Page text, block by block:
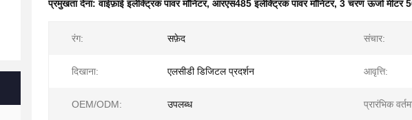
प्रमुखता देना:वाईफ़ाई इलेक्ट्रिक पावर मॉनिटर, आरएस485 इलेक्ट्रिक पावर मॉनिटर, 3 चरण ऊर्जा मीटर
रंग: सफ़ेद संचार:
दिखाना: एलसीडी डिजिटल प्रदर्शन आवृत्ति:
OEM/ODM: उपलब्ध प्रारंभिक